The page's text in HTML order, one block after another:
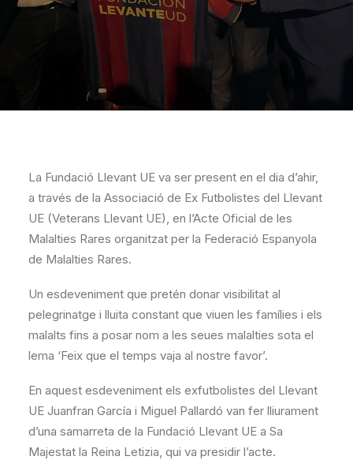
La Fundació Llevant UE va ser present en el dia d’ahir,
a través de la Associació de Ex Futbolistes del Llevant
UE (Veterans Llevant UE), en l’Acte Oficial de les
Malalties Rares organitzat per la Federació Espanyola
de Malalties Rares.
Un esdeveniment que pretén donar visibilitat al
pelegrinatge i lluita constant que viuen les famílies i els
malalts fins a posar nom a les seues malalties sota el
lema ‘Feix que el temps vaja al nostre favor’.
En aquest esdeveniment els exfutbolistes del Llevant
UE Juanfran García i Miguel Pallardó van fer lliurament
d’una samarreta de la Fundació Llevant UE a Sa
Majestat la Reina Letizia, qui va presidir l’acte.